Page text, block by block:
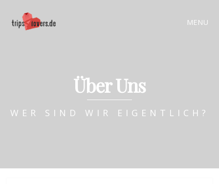
MENU
Über Uns
WER SIND WIR EIGENTLICH?